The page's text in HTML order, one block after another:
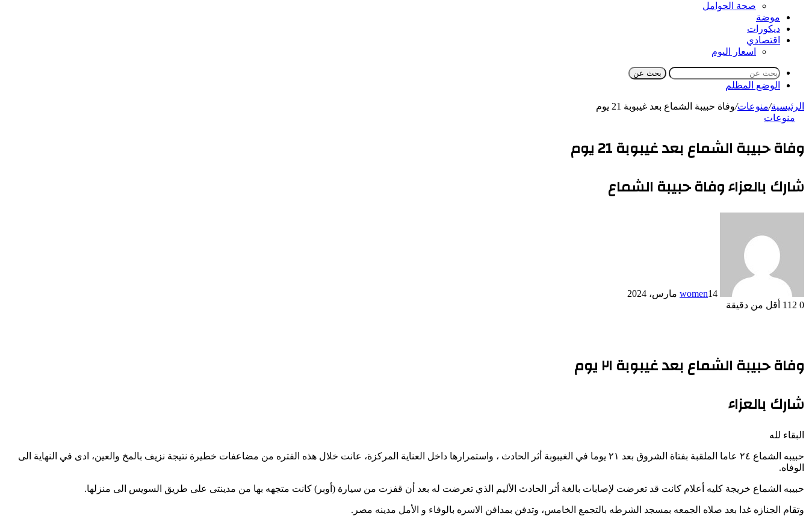
صحة الحوامل
موضة
ديكورات
اقتصادي
اسعار اليوم
بحث عن
الوضع المظلم
الرئيسية/منوعات/وفاة حبيبة الشماع بعد غيبوبة 21 يوم
منوعات
وفاة حبيبة الشماع بعد غيبوبة 21 يوم
شارك بالعزاء وفاة حبيبة الشماع
women14 مارس، 2024
0
أقل من دقيقة
وفاة حبيبة الشماع بعد غيبوبة ٢١ يوم
شارك بالعزاء
البقاء لله
حبيبه الشماع ٢٤ عاما الملقبة بفتاة الشروق بعد ٢١ يوما في الغيبوبة أثر الحادث ، واستمرارها داخل العناية المركزة، عانت خلال هذه الفتره من مضاعفات خطيرة نتيجة نزيف بالمخ والعين، ادى في النهاية الى
الوفاه.
حبيبه الشماع خريجة كليه أعلام كانت قد تعرضت لإصابات بالغة أثر الحادث الأليم الذي تعرضت له بعد أن قفزت من سيارة (أوبر) كانت متجهه بها من مدينتى على طريق السويس الى منزلها.
وتقام الجنازه غدا بعد صلاه الجمعه بمسجد الشرطه بالتجمع الخامس، وتدفن بمدافن الاسره بالوفاء و الأمل مدينه مصر.